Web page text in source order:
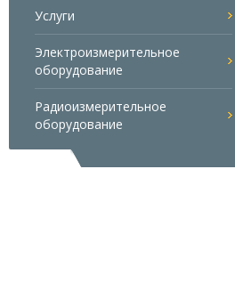
Услуги
Электроизмерительное
оборудование
Радиоизмерительное
оборудование